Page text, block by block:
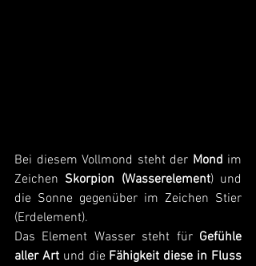
Bei diesem Vollmond steht der Mond im
Zeichen Skorpion (Wasserelement) und
die Sonne gegenüber im Zeichen Stier
(Erdelement).
Das Element Wasser steht für Gefühle
aller Art und die Fähigkeit diese in Fluss